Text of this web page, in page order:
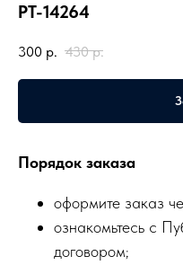
PT-14264
300 р. 430 р.
Порядок заказа
оформите заказ
ознакомьтесь с
договором;